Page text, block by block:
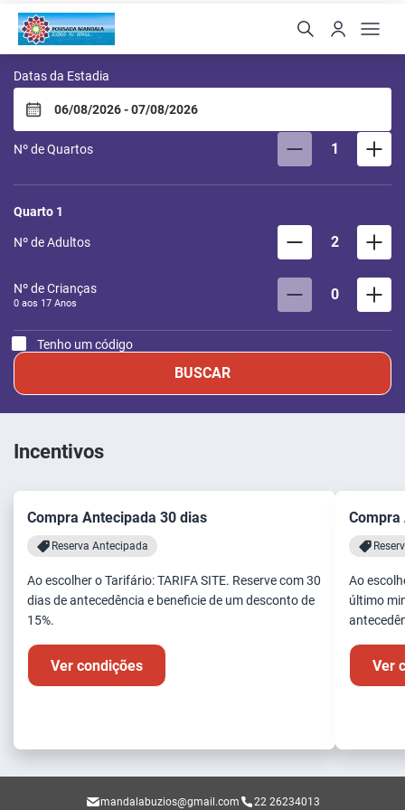
Pousada Mandala -
Datas da Estadia
Nº de Quartos 1
Quarto 1
Nº de Adultos 2
Nº de Crianças
0 aos 17 Anos 0
Tenho um código
BUSCAR
Incentivos
Compra Antecipada 30 dias
Reserva Antecipada
Ao escolher o Tarifário: TARIFA SITE. Reserve com 30
dias de antecedência e beneficie de um desconto de
15%.
Ver condições
Compra
Ao
último
Ver
mandalabuzios@gmail.com 22 26234013